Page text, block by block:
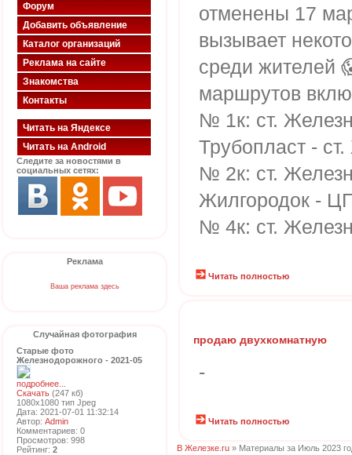
Форум
Добавить объявление
Каталог организаций
Реклама на сайте
Знакомства
Контакты
Читать на Яндексе
Читать на Android
Следите за новостями в
социальных сетях:
Реклама
Ваша реклама здесь
Случайная фотография
Старые фото
Железнодорожного - 2021-05
подробнее...
Скачать (247 кб)
1080x1080 тип Jpeg
Дата: 2021-07-01 11:32:14
Автор: Admin
Комментариев: 0
Просмотров: 998
Рейтинг: 2
отменены 17
вызывает
среди жителей
маршрутов
№ 1к: ст.
Трубопласт -
№ 2к: ст.
Жилгородок -
№ 4к: ст.
Читать полностью
продаю двухкомнатную
-
Читать полностью
В Железке.ru » Материалы за Июль 2023